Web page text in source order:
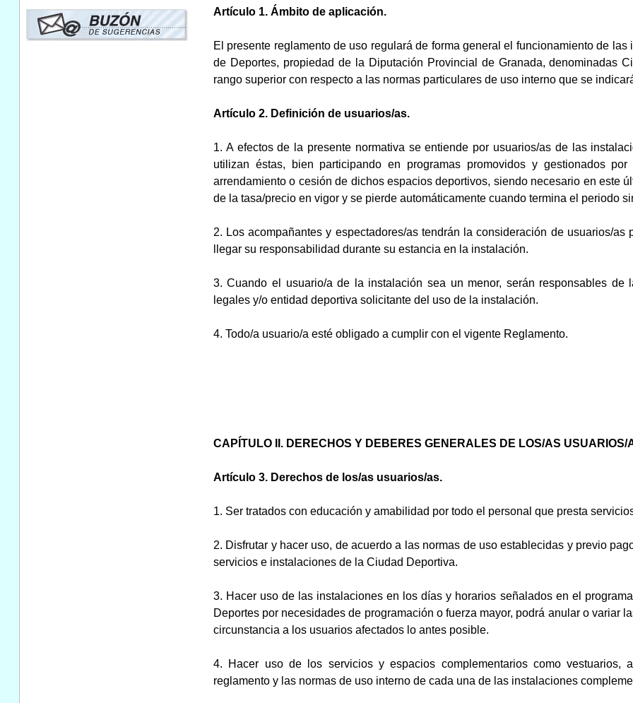
Artículo 1. Ámbito de aplicación.
El presente reglamento de uso regulará de forma general el funcionamiento de
de Deportes, propiedad de la Diputación Provincial de Granada, denominadas
rango superior con respecto a las normas particulares de uso interno que se
Artículo 2. Definición de usuarios/as.
1. A efectos de la presente normativa se entiende por usuarios/as de las
utilizan éstas, bien participando en programas promovidos y gestionados
arrendamiento o cesión de dichos espacios deportivos, siendo necesario en este
de la tasa/precio en vigor y se pierde automáticamente cuando termina el periodo
2. Los acompañantes y espectadores/as tendrán la consideración de usuarios/
llegar su responsabilidad durante su estancia en la instalación.
3. Cuando el usuario/a de la instalación sea un menor, serán responsables
legales y/o entidad deportiva solicitante del uso de la instalación.
4. Todo/a usuario/a esté obligado a cumplir con el vigente Reglamento.
CAPÍTULO II. DERECHOS Y DEBERES GENERALES DE LOS/AS USUARIOS/
Artículo 3. Derechos de los/as usuarios/as.
1. Ser tratados con educación y amabilidad por todo el personal que presta
2. Disfrutar y hacer uso, de acuerdo a las normas de uso establecidas y previo
servicios e instalaciones de la Ciudad Deportiva.
3. Hacer uso de las instalaciones en los días y horarios señalados en el
Deportes por necesidades de programación o fuerza mayor, podrá anular o variar
circunstancia a los usuarios afectados lo antes posible.
4. Hacer uso de los servicios y espacios complementarios como vestuarios,
reglamento y las normas de uso interno de cada una de las instalaciones